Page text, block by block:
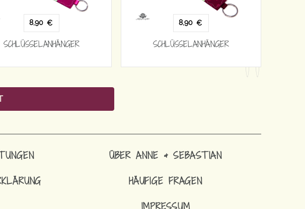
8,90 €
SCHLÜSSELANHÄNGER
8,90 €
SCHLÜSSELANHÄNGER
ÜBER ANNE & SEBASTIAN
HÄUFIGE FRAGEN
IMPRESSUM